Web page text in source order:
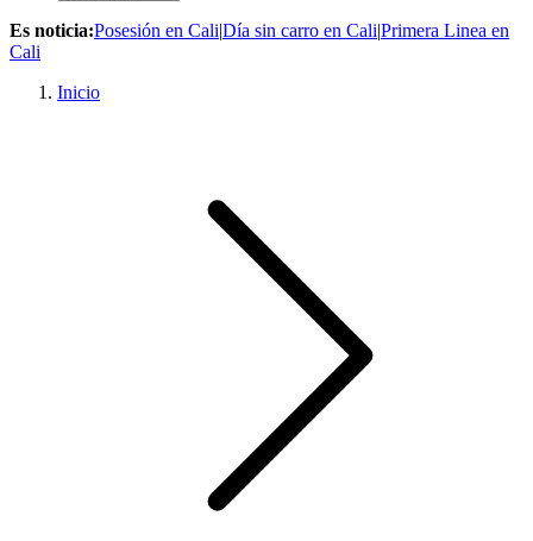
Es noticia:Posesión en Cali|Día sin carro en Cali|Primera Linea en
Cali
Inicio